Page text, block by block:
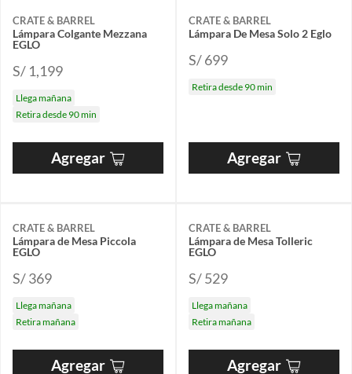
CRATE & BARREL
Lámpara Colgante Mezzana
EGLO
S/ 1,199
Llega mañana
Retira desde 90 min
Agregar
CRATE & BARREL
Lámpara De Mesa Solo 2 Eglo
S/ 699
Retira desde 90 min
Agregar
CRATE & BARREL
Lámpara de Mesa Piccola
EGLO
S/ 369
Llega mañana
Retira mañana
Agregar
CRATE & BARREL
Lámpara de Mesa Tolleric
EGLO
S/ 529
Llega mañana
Retira mañana
Agregar